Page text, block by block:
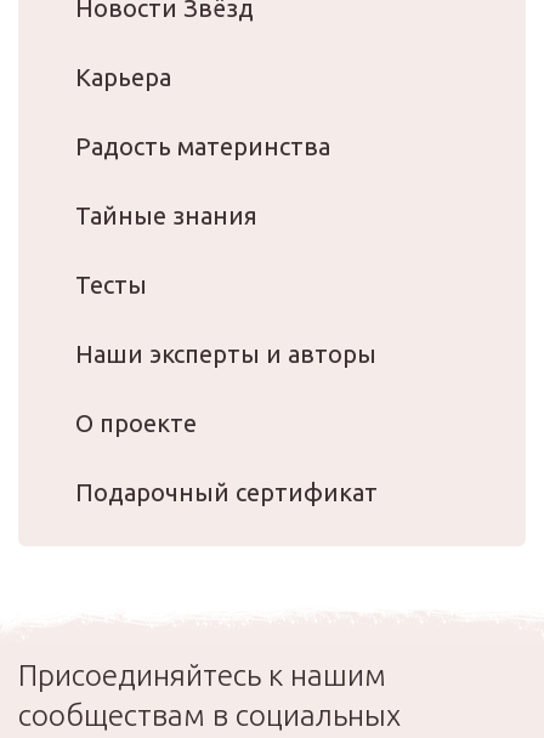
Новости Звёзд
Карьера
Радость материнства
Тайные знания
Тесты
Наши эксперты и авторы
О проекте
Подарочный сертификат
Присоединяйтесь к нашим
сообществам в социальных